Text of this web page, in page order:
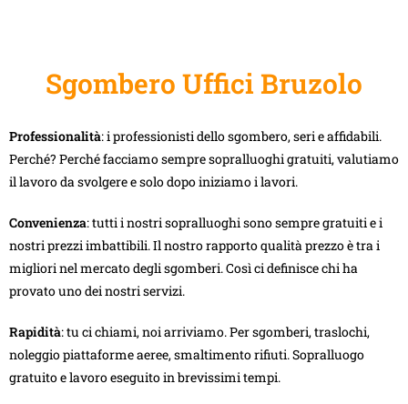
Sgombero Uffici Bruzolo
Professionalità: i professionisti dello sgombero, seri e affidabili.
Perché? Perché facciamo sempre sopralluoghi gratuiti, valutiamo
il lavoro da svolgere e solo dopo iniziamo i lavori.
Convenienza: tutti i nostri sopralluoghi sono sempre gratuiti e i
nostri prezzi imbattibili. Il nostro rapporto qualità prezzo è tra i
migliori nel mercato degli sgomberi. Così ci definisce chi ha
provato uno dei nostri servizi.
Rapidità: tu ci chiami, noi arriviamo. Per sgomberi, traslochi,
noleggio piattaforme aeree, smaltimento rifiuti. Sopralluogo
gratuito e lavoro eseguito in brevissimi tempi.